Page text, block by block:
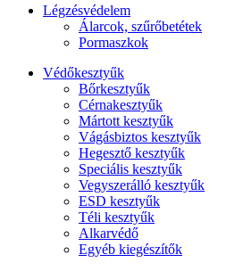
Légzésvédelem
Álarcok, szűrőbetétek
Pormaszkok
Védőkesztyűk
Bőrkesztyűk
Cérnakesztyűk
Mártott kesztyűk
Vágásbiztos kesztyűk
Hegesztő kesztyűk
Speciális kesztyűk
Vegyszerálló kesztyűk
ESD kesztyűk
Téli kesztyűk
Alkarvédő
Egyéb kiegészítők